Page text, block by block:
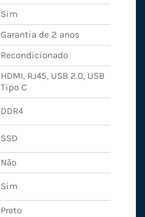
Sim
Garantia de 2 anos
Recondicionado
HDMI, RJ45, USB 2.0, USB
Tipo C
DDR4
SSD
Não
Sim
Preto